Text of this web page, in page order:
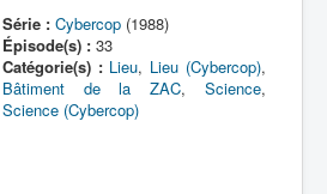
Série : Cybercop(1988)
Épisode(s) :33
Catégorie(s) : Lieu, Lieu (Cybercop),
Bâtiment de la ZAC, Science,
Science (Cybercop)